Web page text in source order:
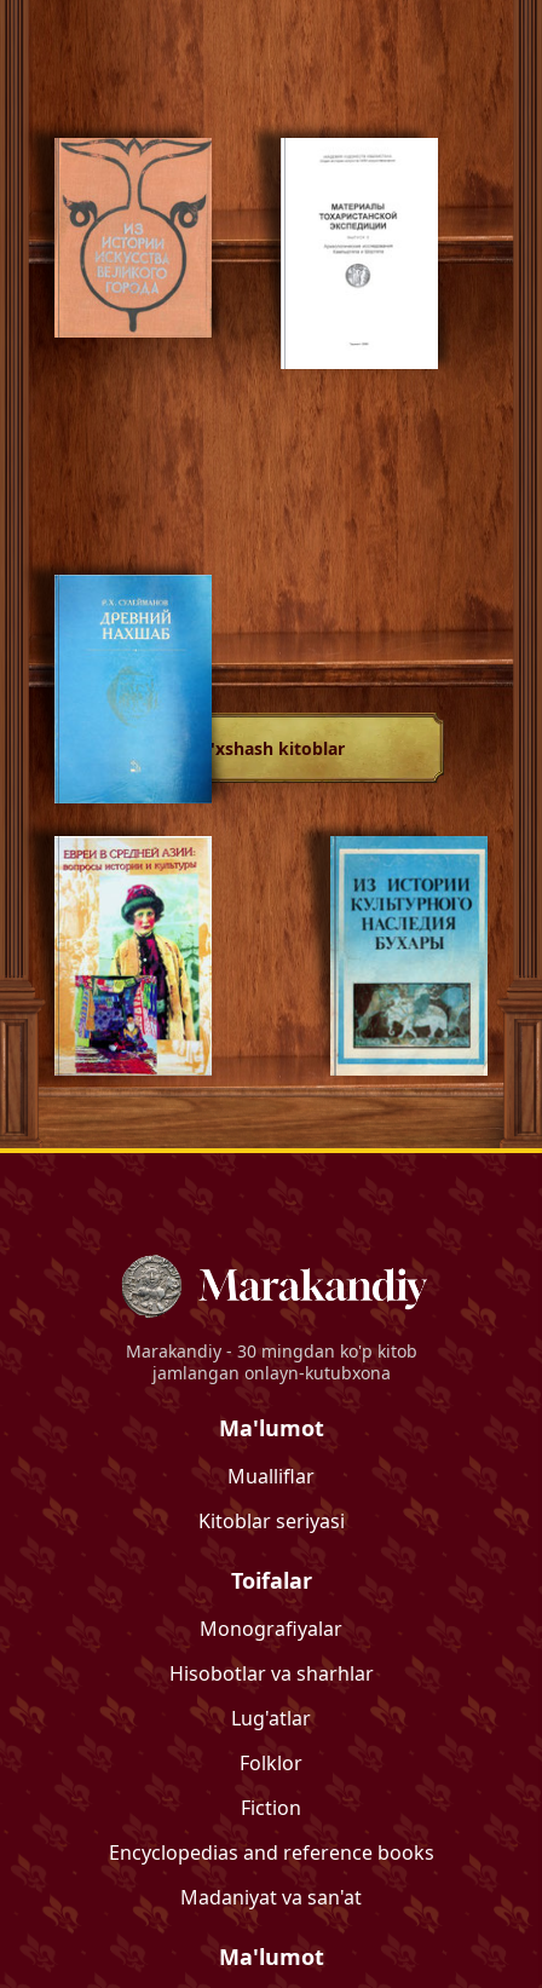
O'xshash kitoblar
Marakandiy - 30 mingdan ko'p kitob
jamlangan onlayn-kutubxona
Ma'lumot
Mualliflar
Kitoblar seriyasi
Toifalar
Monografiyalar
Hisobotlar va sharhlar
Lug'atlar
Folklor
Fiction
Encyclopedias and reference books
Madaniyat va san'at
Ma'lumot